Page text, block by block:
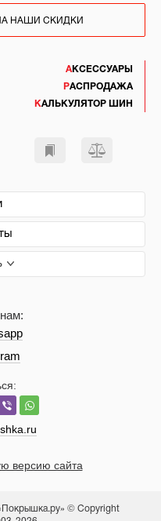
АКСЕССУАРЫ
РАСПРОДАЖА
КАЛЬКУЛЯТОР ШИН
НАШИ СКИДКИ
версию сайта
© Copyright